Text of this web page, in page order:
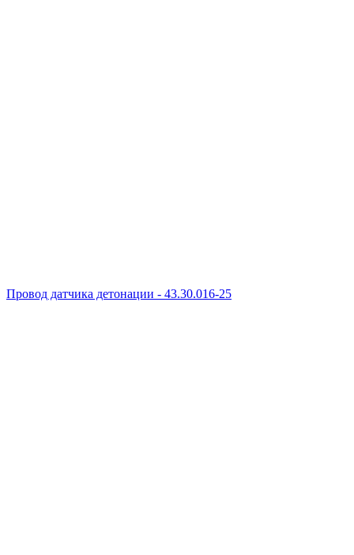
Провод датчика детонации - 43.30.016-25